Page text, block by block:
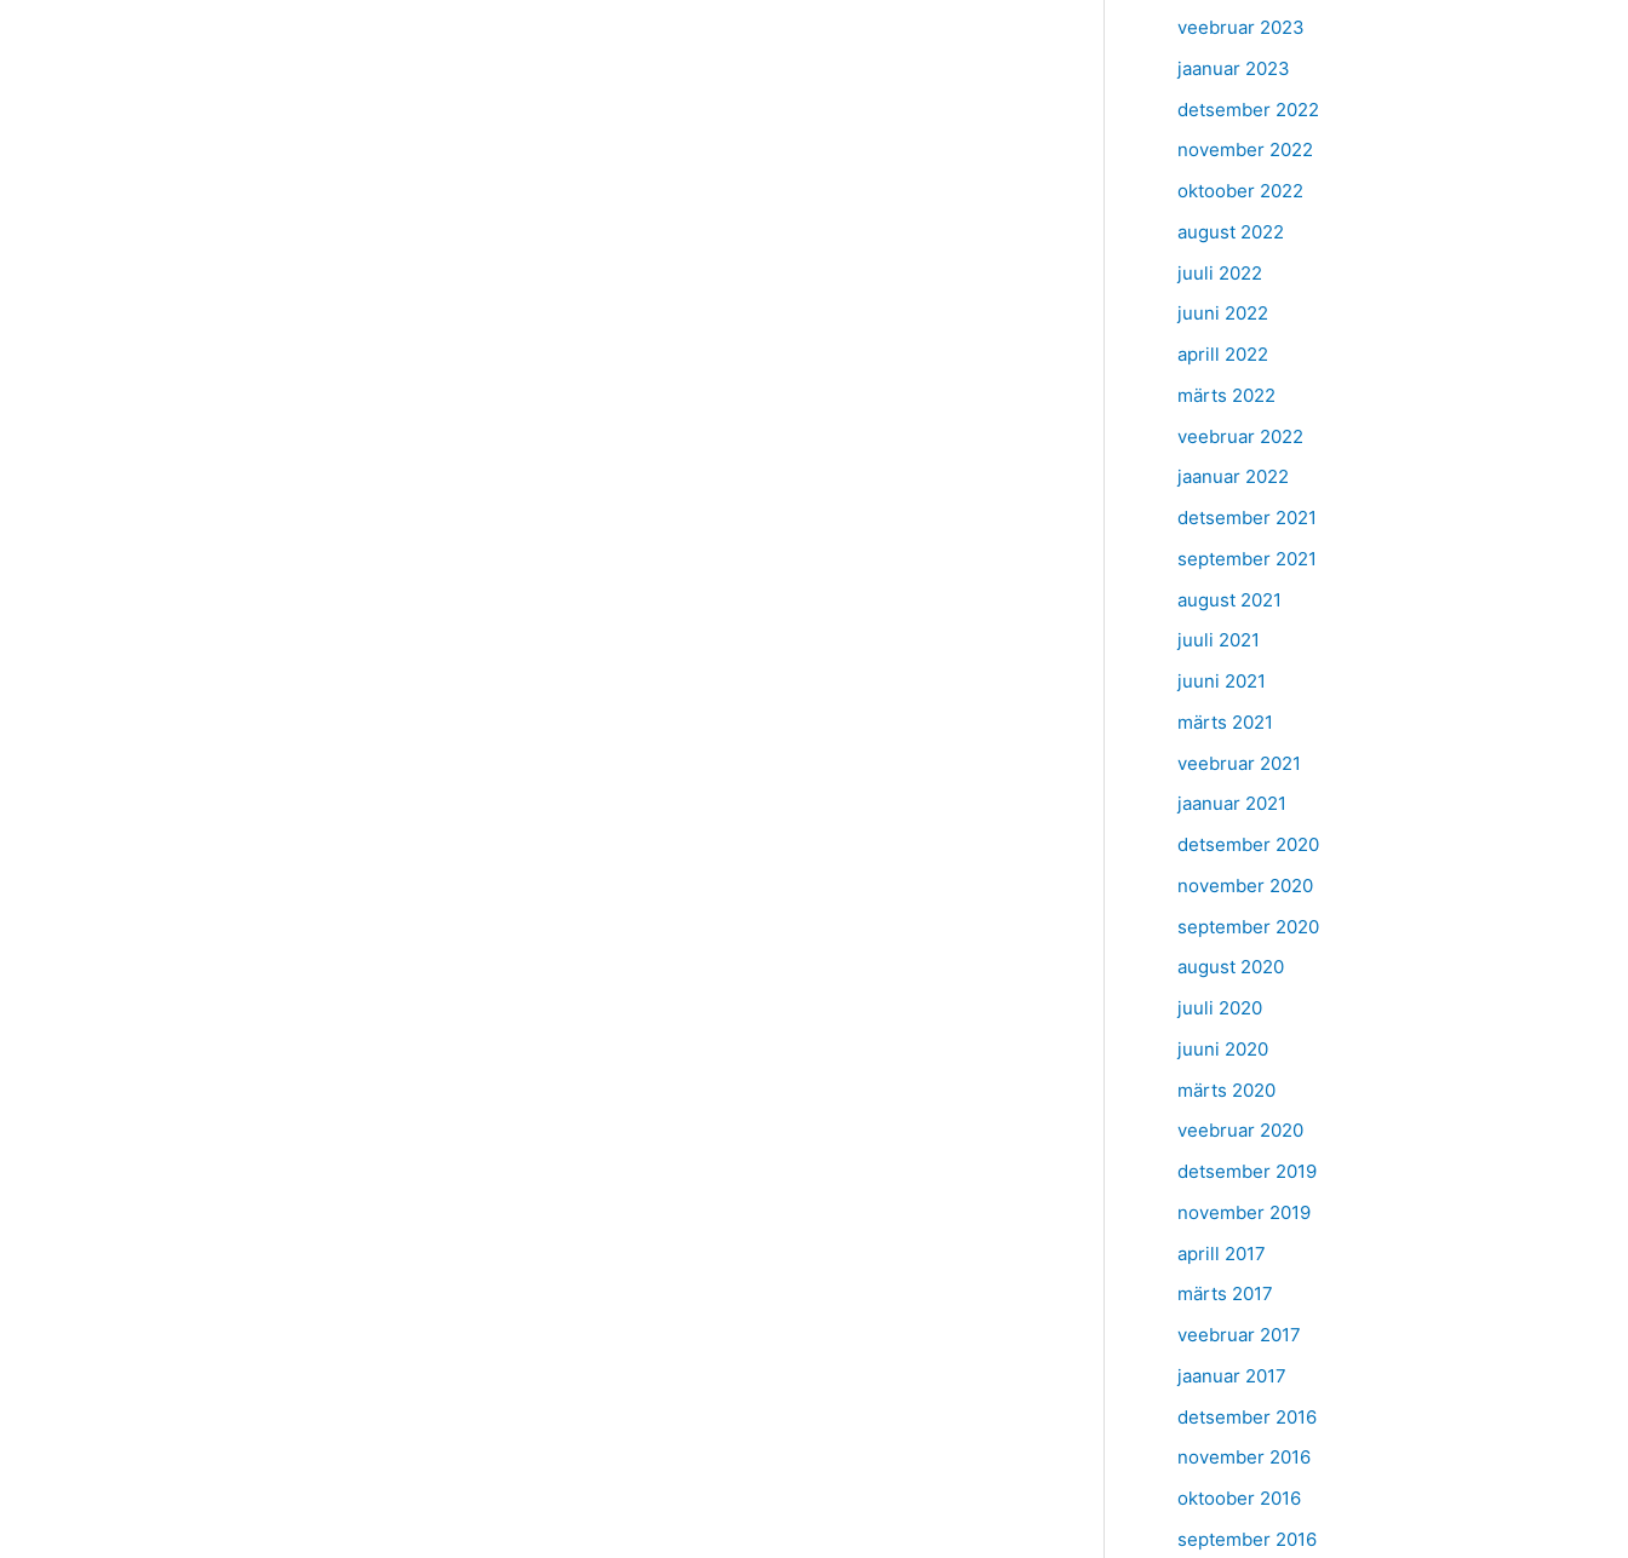
veebruar 2023
jaanuar 2023
detsember 2022
november 2022
oktoober 2022
august 2022
juuli 2022
juuni 2022
aprill 2022
märts 2022
veebruar 2022
jaanuar 2022
detsember 2021
september 2021
august 2021
juuli 2021
juuni 2021
märts 2021
veebruar 2021
jaanuar 2021
detsember 2020
november 2020
september 2020
august 2020
juuli 2020
juuni 2020
märts 2020
veebruar 2020
detsember 2019
november 2019
aprill 2017
märts 2017
veebruar 2017
jaanuar 2017
detsember 2016
november 2016
oktoober 2016
september 2016